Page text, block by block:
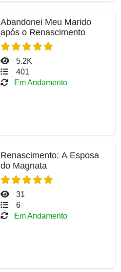
Abandonei Meu Marido
após o Renascimento
5.2K
401
Em Andamento
Renascimento: A Esposa
do Magnata
31
6
Em Andamento